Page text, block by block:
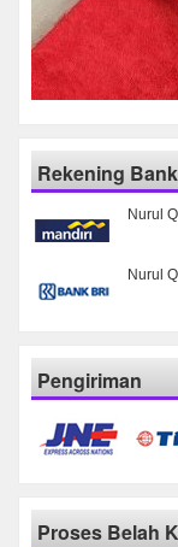
Rekening Bank
Nurul
Nurul
Pengiriman
Proses Belah